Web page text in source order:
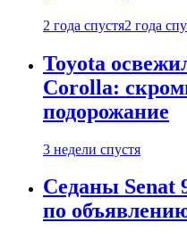
2 года спустя2 года
Toyota
Corolla:
подорожание
3 недели спустя
Седаны Senat
по